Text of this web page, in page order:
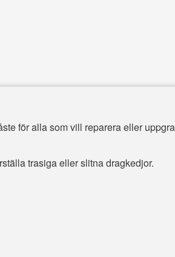
för alla som vill reparera eller
trasiga eller slitna dragkedjor.